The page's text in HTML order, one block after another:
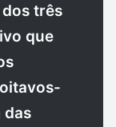
dos três
que
das